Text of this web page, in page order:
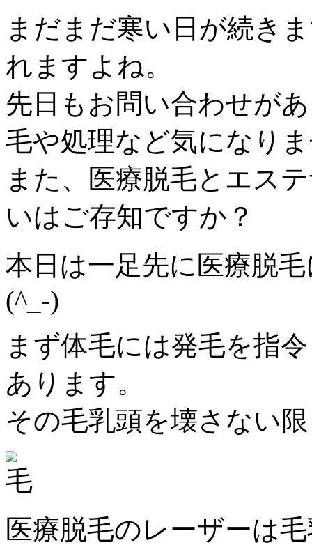
まだまだ寒い日が続き
れますよね。
先日もお問い合わせが
毛や処理など気になり
また、医療脱毛とエス
いはご存知ですか？
本日は一足先に医療脱
(^_-)
まず体毛には発毛を指
あります。
その毛乳頭を壊さない
医療脱毛のレーザーは